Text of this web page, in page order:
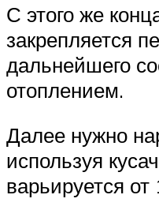
С этого же
закрепляется
дальнейшего
отоплением.
Далее нужно
используя
варьируется